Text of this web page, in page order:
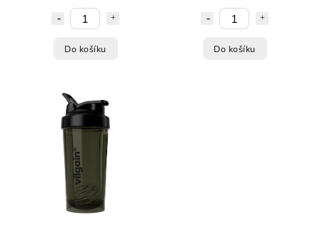
Do košíku Do košíku